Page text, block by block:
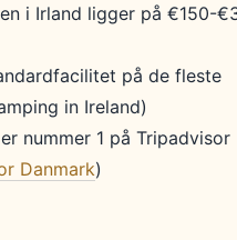
i Irland ligger på €150-
på de fleste
in Ireland)
nummer 1 på Tripadvisor
Danmark)